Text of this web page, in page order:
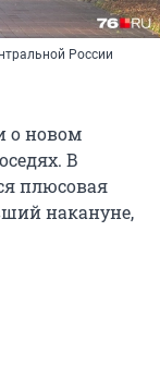
России
о новом
В
плюсовая
накануне,